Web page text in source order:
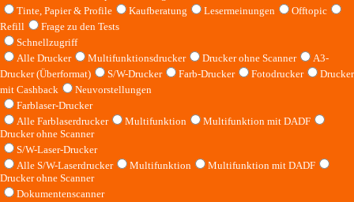
Tinte, Papier & Profile
Kaufberatung Lesermeinungen
Offtopic
Refill
Frage zu den Tests
Schnellzugriff
Alle Drucker
Multifunktionsdrucker Drucker ohne Scanner
A3-
Drucker (Überformat)
S/W-Drucker Farb-Drucker Fotodrucker
Drucker
mit Cashback
Neuvorstellungen
Farblaser-Drucker
Alle Farblaserdrucker
Multifunktion
Multifunktion mit DADF
Drucker ohne Scanner
S/W-Laser-Drucker
Alle S/W-Laserdrucker
Multifunktion
Multifunktion mit DADF
Drucker ohne Scanner
Dokumentenscanner